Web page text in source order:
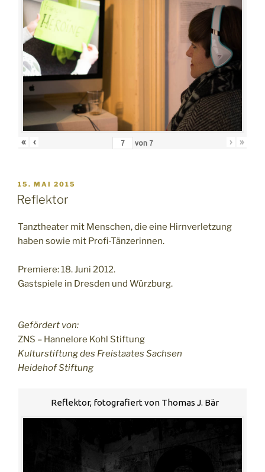
« ‹ von 7 › »
VERÖFFENTLICHT
AM
15. MAI 2015
Reflektor
Tanztheater mit Menschen, die eine Hirnverletzung
haben sowie mit Profi-Tänzerinnen.
Premiere: 18. Juni 2012.
Gastspiele in Dresden und Würzburg.
Gefördert von:
ZNS – Hannelore Kohl Stiftung
Kulturstiftung des Freistaates Sachsen
Heidehof Stiftung
Reflektor, fotografiert von Thomas J. Bär